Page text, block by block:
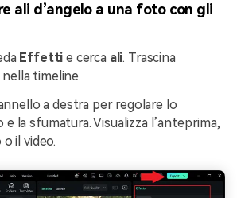
ali d’angelo a una foto con gli
Effetti e cerca ali. Trascina
timeline.
a destra per regolare lo
la sfumatura. Visualizza l’anteprima,
il video.